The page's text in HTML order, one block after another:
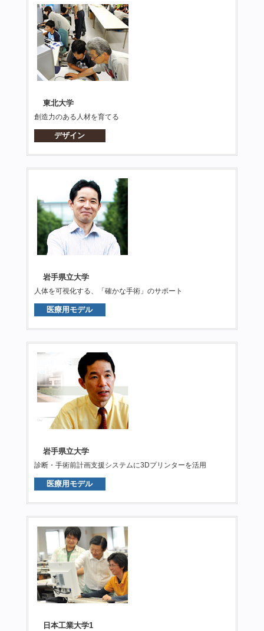
東北大学
創造力のある人材を育てる
デザイン
岩手県立大学
人体を可視化する、「確かな手術」のサポート
医療用モデル
岩手県立大学
診断・手術前計画支援システムに3Dプリンターを活用
医療用モデル
日本工業大学1